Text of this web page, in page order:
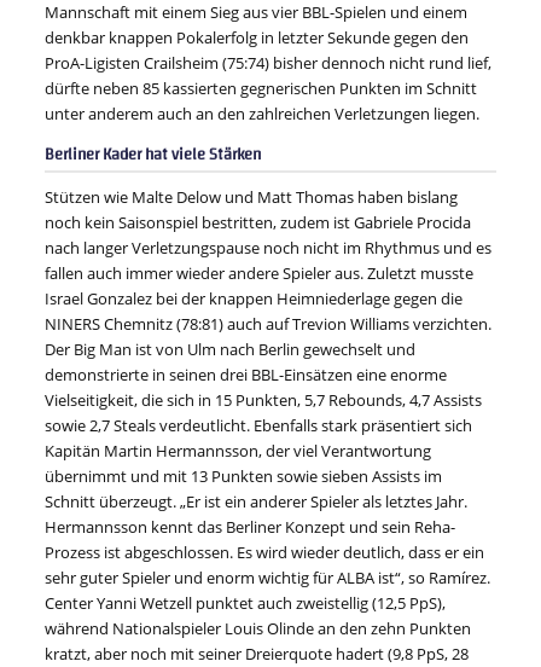
Mannschaft mit einem Sieg aus vier BBL-Spielen und einem
denkbar knappen Pokalerfolg in letzter Sekunde gegen den
ProA-Ligisten Crailsheim (75:74) bisher dennoch nicht rund lief,
dürfte neben 85 kassierten gegnerischen Punkten im Schnitt
unter anderem auch an den zahlreichen Verletzungen liegen.
Berliner Kader hat viele Stärken
Stützen wie Malte Delow und Matt Thomas haben bislang
noch kein Saisonspiel bestritten, zudem ist Gabriele Procida
nach langer Verletzungspause noch nicht im Rhythmus und es
fallen auch immer wieder andere Spieler aus. Zuletzt musste
Israel Gonzalez bei der knappen Heimniederlage gegen die
NINERS Chemnitz (78:81) auch auf Trevion Williams verzichten.
Der Big Man ist von Ulm nach Berlin gewechselt und
demonstrierte in seinen drei BBL-Einsätzen eine enorme
Vielseitigkeit, die sich in 15 Punkten, 5,7 Rebounds, 4,7 Assists
sowie 2,7 Steals verdeutlicht. Ebenfalls stark präsentiert sich
Kapitän Martin Hermannsson, der viel Verantwortung
übernimmt und mit 13 Punkten sowie sieben Assists im
Schnitt überzeugt. „Er ist ein anderer Spieler als letztes Jahr.
Hermannsson kennt das Berliner Konzept und sein Reha-
Prozess ist abgeschlossen. Es wird wieder deutlich, dass er ein
sehr guter Spieler und enorm wichtig für ALBA ist“, so Ramírez.
Center Yanni Wetzell punktet auch zweistellig (12,5 PpS),
während Nationalspieler Louis Olinde an den zehn Punkten
kratzt, aber noch mit seiner Dreierquote hadert (9,8 PpS, 28